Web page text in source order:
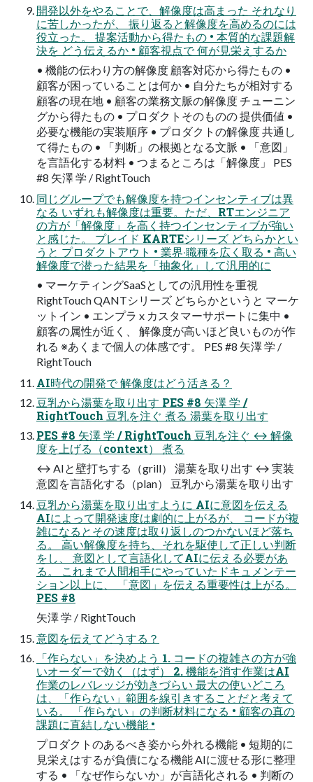
開発以外をやることで、解像度は⾼まった それなり
に苦しかったが、 振り返ると解像度を⾼めるのには
役⽴った。 提案活動から得たもの • 本質的な課題解
決を どう伝えるか • 顧客視点で 何が⾒栄えするか
• 機能の伝わり⽅の解像度 顧客対応から得たもの •
顧客が困っていることは何か • ⾃分たちが相対する
顧客の現在地 • 顧客の業務⽂脈の解像度 チューニン
グから得たもの • プロダクトそのものの 提供価値 •
必要な機能の実装順序 • プロダクトの解像度 共通し
て得たもの • 「判断」の根拠となる⽂脈 • 「意図」
を⾔語化する材料 • つまるところは「解像度」 PES
#8 ⽮澤 学 / RightTouch
同じグループでも解像度を持つインセンティブは異
なる いずれも解像度は重要。ただ、RTエンジニア
の⽅が「解像度」を⾼く持つインセンティブが強い
と感じた。 プレイド KARTEシリーズ どちらかとい
うと プロダクトアウト • 業界‧職種を広く取る • ⾼い
解像度で潜った結果を「抽象化」して汎⽤的に
• マーケティングSaaSとしての汎⽤性を重視
RightTouch QANTシリーズ どちらかというと マーケ
ットイン • エンプラ x カスタマーサポートに集中 •
顧客の属性が近く、 解像度が⾼いほど良いものが作
れる ※あくまで個⼈の体感です。 PES #8 ⽮澤 学 /
RightTouch
AI時代の開発で 解像度はどう活きる？
⾖乳から湯葉を取り出す PES #8 ⽮澤 学 /
RightTouch ⾖乳を注ぐ 煮る 湯葉を取り出す
PES #8 ⽮澤 学 / RightTouch ⾖乳を注ぐ ↔ 解像
度を上げる（context） 煮る
↔ AIと壁打ちする（grill） 湯葉を取り出す ↔ 実装
意図を⾔語化する（plan） ⾖乳から湯葉を取り出す
⾖乳から湯葉を取り出すように AIに意図を伝える
AIによって開発速度は劇的に上がるが、 コードが複
雑になるとその速度は取り返しのつかないほど落ち
る。 ⾼い解像度を持ち、それを駆使して正しい判断
をし、 意図として⾔語化してAIに伝える必要があ
る。 これまで⼈間相⼿にやっていたドキュメンテー
ション以上に、 「意図」を伝える重要性は上がる。
PES #8
⽮澤 学 / RightTouch
意図を伝えてどうする？
「作らない」を決めよう 1. コードの複雑さの⽅が強
いオーダーで効く（はず） 2. 機能を消す作業はAI
作業のレバレッジが効きづらい 最⼤の使いどころ
は、「作らない」範囲を線引きすることだと考えて
いる。 「作らない」の判断材料になる • 顧客の真の
課題に直結しない機能 •
プロダクトのあるべき姿から外れる機能 • 短期的に
⾒栄えはするが負債になる機能 AIに渡せる形に整理
する • 「なぜ作らないか」が⾔語化される • 判断の